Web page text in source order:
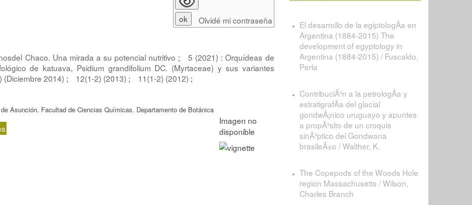
Chaco. Una mirada a su potencial nutritivo ;
5 (2021) : Orquídeas de
de katuava, Psidium grandifolium DC. (Myrtaceae) y sus variantes
(Diciembre 2014) ; 12(1-2) (2013) ; 11(1-2) (2012) ;
Asunción. Facultad de Ciencias Químicas. Departamento de Botánica
Olvidé mi contraseña
El desarrollo de la egiptologÃ­a en
Argentina (1884-2015) The
development of egyptology in
Argentina (1884-2015) / Fuscaldo,
Perla
ContribuciÃ³n a la petrologÃ­a y
estratigrafÃ­a del glacial
gondwÃ¡nico uruguayo y apuntes
a propÃ³sito de un croquis
sinÃ³ptico del Gondwana
brasileÃ±o / Walther, K.
The Copepods of the Woods Hole
region Massachusetts / Wilson,
Charles Branch